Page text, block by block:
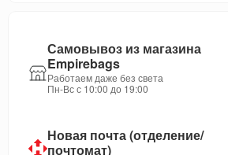
Самовывоз из магазина
Empirebags
Работаем даже без света
Пн-Вс с 10:00 до 19:00
Новая почта (отделение/
почтомат)